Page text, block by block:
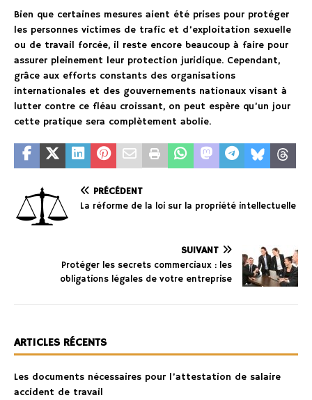
Bien que certaines mesures aient été prises pour protéger
les personnes victimes de trafic et d’exploitation sexuelle
ou de travail forcée, il reste encore beaucoup à faire pour
assurer pleinement leur protection juridique. Cependant,
grâce aux efforts constants des organisations
internationales et des gouvernements nationaux visant à
lutter contre ce fléau croissant, on peut espère qu’un jour
cette pratique sera complètement abolie.
PRÉCÉDENT
La réforme de la loi sur la propriété intellectuelle
SUIVANT
Protéger les secrets commerciaux : les
obligations légales de votre entreprise
ARTICLES RÉCENTS
Les documents nécessaires pour l’attestation de salaire
accident de travail